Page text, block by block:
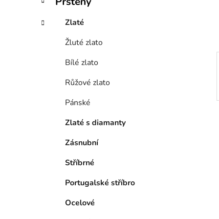
í
p
Zlaté
Žluté zlato
Bílé zlato
Růžové zlato
Pánské
Zlaté s diamanty
Zásnubní
Stříbrné
Portugalské stříbro
Ocelové